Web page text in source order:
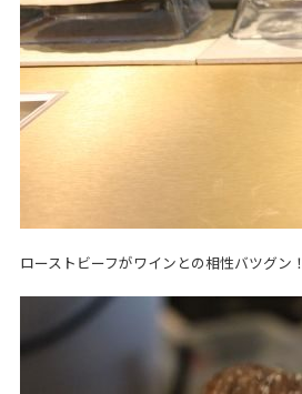
ローストビーフがワインとの相性バツグン！